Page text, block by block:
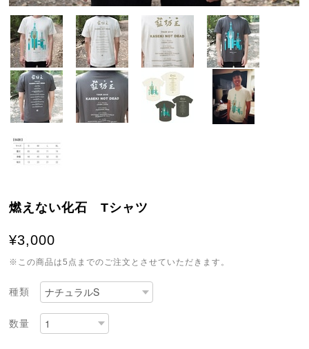
燃えない化石 Tシャツ
¥3,000
※この商品は5点までのご注文とさせていただきます。
種類
数量